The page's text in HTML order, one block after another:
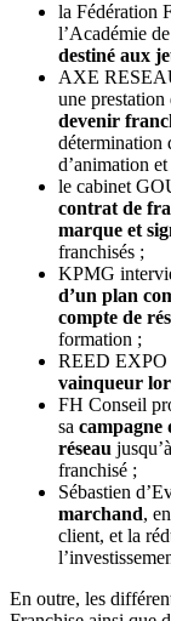
la Fédération
l’Académie
destiné aux
AXE
une
devenir
détermination
d’animation
le cabinet
contrat de
marque et
franchisés ;
KPMG
d’un plan
compte de
formation ;
REED EXPO
vainqueur
FH Conseil
sa campagne
réseau
franchisé ;
Sébastien
marchand,
client, et la
En outre, les